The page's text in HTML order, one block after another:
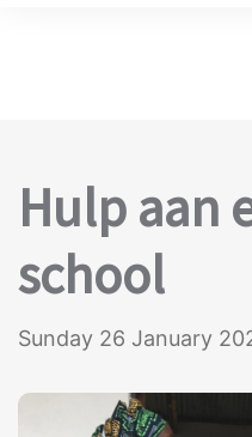
Hulp aan
school
Sunday 26 January